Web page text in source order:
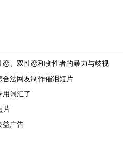
、双性恋和变性者的暴力与歧视
法网友制作催泪短片
用词汇了
片
益广告